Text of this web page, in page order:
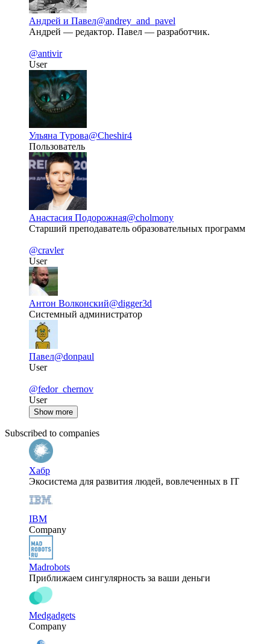
Андрей и Павел@andrey_and_pavel
Андрей — редактор. Павел — разработчик.
@antivir
User
Ульяна Турова@Cheshir4
Пользователь
Анастасия Подорожная@cholmony
Старший преподаватель образовательных программ
@cravler
User
Антон Волконский@digger3d
Системный администратор
Павел@donpaul
User
@fedor_chernov
User
Show more
Subscribed to companies
Хабр
Экосистема для развития людей, вовлеченных в IT
IBM
Company
Madrobots
Приближаем сингулярность за ваши деньги
Medgadgets
Company